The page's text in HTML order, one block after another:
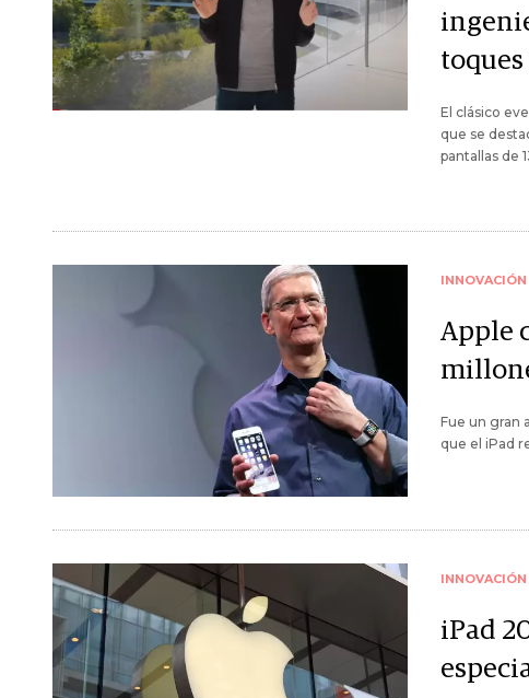
El clásico
que se
pantallas de
INNOVACIÓN
Apple
Fue un gran
que el iPad
INNOVACIÓN
iPad